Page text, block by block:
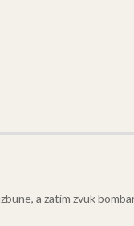
a zatim zvuk